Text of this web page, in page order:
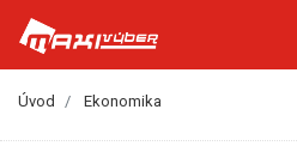
Úvod Ekonomika